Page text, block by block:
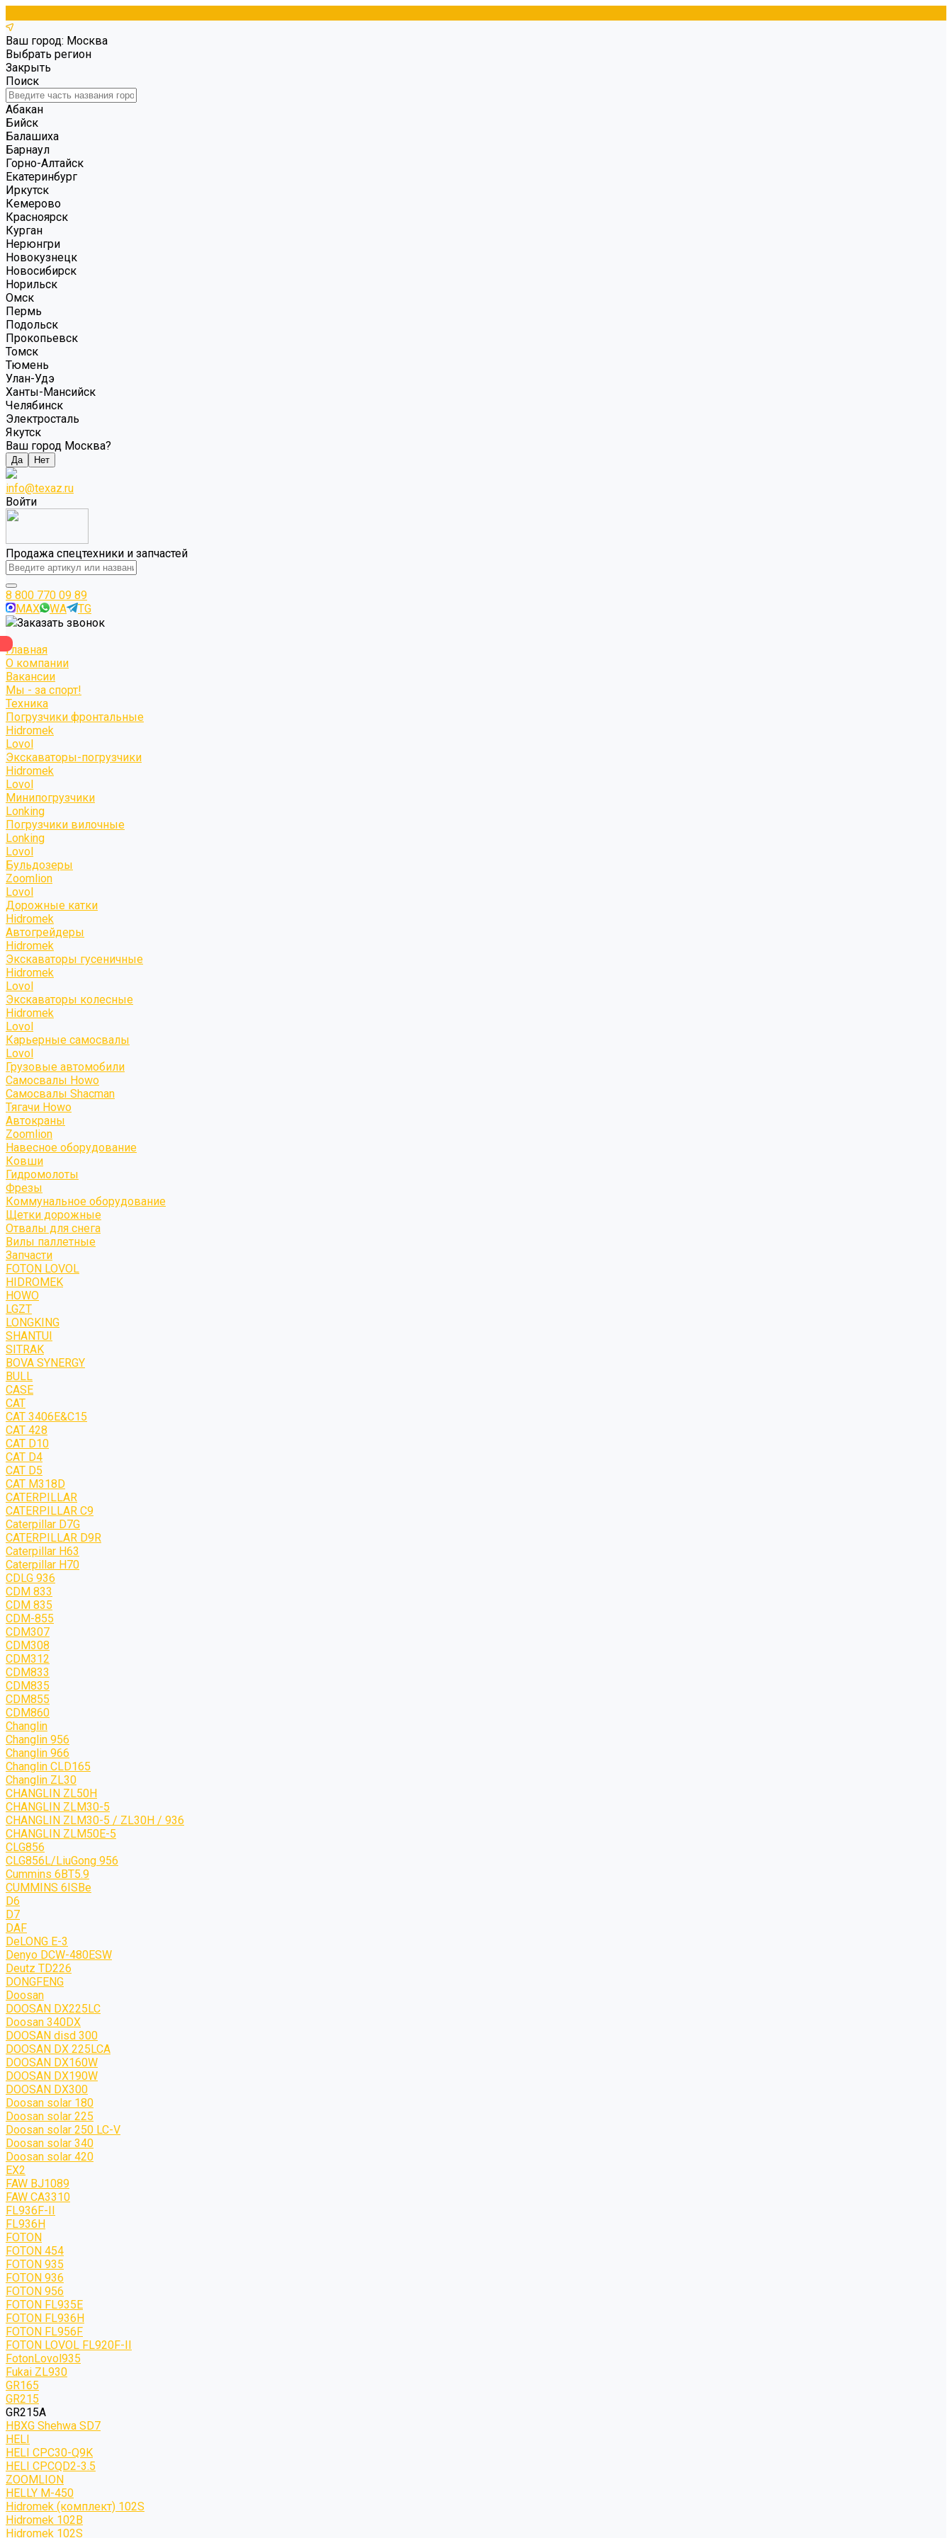
Ваш город: Москва
Выбрать регион
Закрыть
Поиск
Абакан
Бийск
Балашиха
Барнаул
Горно-Алтайск
Екатеринбург
Иркутск
Кемерово
Красноярск
Курган
Нерюнгри
Новокузнецк
Новосибирск
Норильск
Омск
Пермь
Подольск
Прокопьевск
Томск
Тюмень
Улан-Удэ
Ханты-Мансийск
Челябинск
Электросталь
Якутск
Ваш город Москва?
Да Нет
info@texaz.ru
Войти
Продажа спецтехники и запчастей
8 800 770 09 89
MAX
WA
TG
Заказать звонок
Главная
О компании
Вакансии
Мы - за спорт!
Техника
Погрузчики фронтальные
Hidromek
Lovol
Экскаваторы-погрузчики
Hidromek
Lovol
Минипогрузчики
Lonking
Погрузчики вилочные
Lonking
Lovol
Бульдозеры
Zoomlion
Lovol
Дорожные катки
Hidromek
Автогрейдеры
Hidromek
Экскаваторы гусеничные
Hidromek
Lovol
Экскаваторы колесные
Hidromek
Lovol
Карьерные самосвалы
Lovol
Грузовые автомобили
Самосвалы Howo
Самосвалы Shacman
Тягачи Howo
Автокраны
Zoomlion
Навесное оборудование
Ковши
Гидромолоты
Фрезы
Коммунальное оборудование
Щетки дорожные
Отвалы для снега
Вилы паллетные
Запчасти
FOTON LOVOL
HIDROMEK
HOWO
LGZT
LONGKING
SHANTUI
SITRAK
BOVA SYNERGY
BULL
CASE
CAT
CAT 3406E&C15
CAT 428
CAT D10
CAT D4
CAT D5
CAT M318D
CATERPILLAR
CATERPILLAR C9
Caterpillar D7G
CATERPILLAR D9R
Caterpillar H63
Caterpillar H70
CDLG 936
CDM 833
CDM 835
CDM-855
CDM307
CDM308
CDM312
CDM833
CDM835
CDM855
CDM860
Changlin
Changlin 956
Changlin 966
Changlin CLD165
Changlin ZL30
CHANGLIN ZL50H
CHANGLIN ZLM30-5
CHANGLIN ZLM30-5 / ZL30H / 936
CHANGLIN ZLM50E-5
CLG856
CLG856L/LiuGong 956
Cummins 6BT5.9
CUMMINS 6ISBe
D6
D7
DAF
DeLONG Е-3
Denyo DCW-480ESW
Deutz TD226
DONGFENG
Doosan
DOOSAN DX225LC
Doosan 340DX
DOOSAN disd 300
DOOSAN DX 225LCA
DOOSAN DX160W
DOOSAN DX190W
DOOSAN DX300
Doosan solar 180
Doosan solar 225
Doosan solar 250 LC-V
Doosan solar 340
Doosan solar 420
EX2
FAW BJ1089
FAW CA3310
FL936F-II
FL936H
FOTON
FOTON 454
FOTON 935
FOTON 936
FOTON 956
FOTON FL935E
FOTON FL936H
FOTON FL956F
FOTON LOVOL FL920F-II
FotonLovol935
Fukai ZL930
GR165
GR215
GR215A
HBXG Shehwa SD7
HELI
HELI CPC30-Q9K
HELI CPCQD2-3.5
ZOOMLION
HELLY M-450
Hidromek (комплект) 102S
Hidromek 102B
Hidromek 102S